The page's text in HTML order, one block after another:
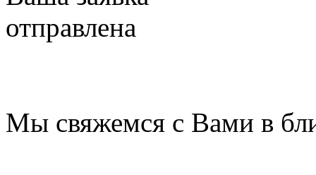
отправлена
Мы свяжемся с Вами в